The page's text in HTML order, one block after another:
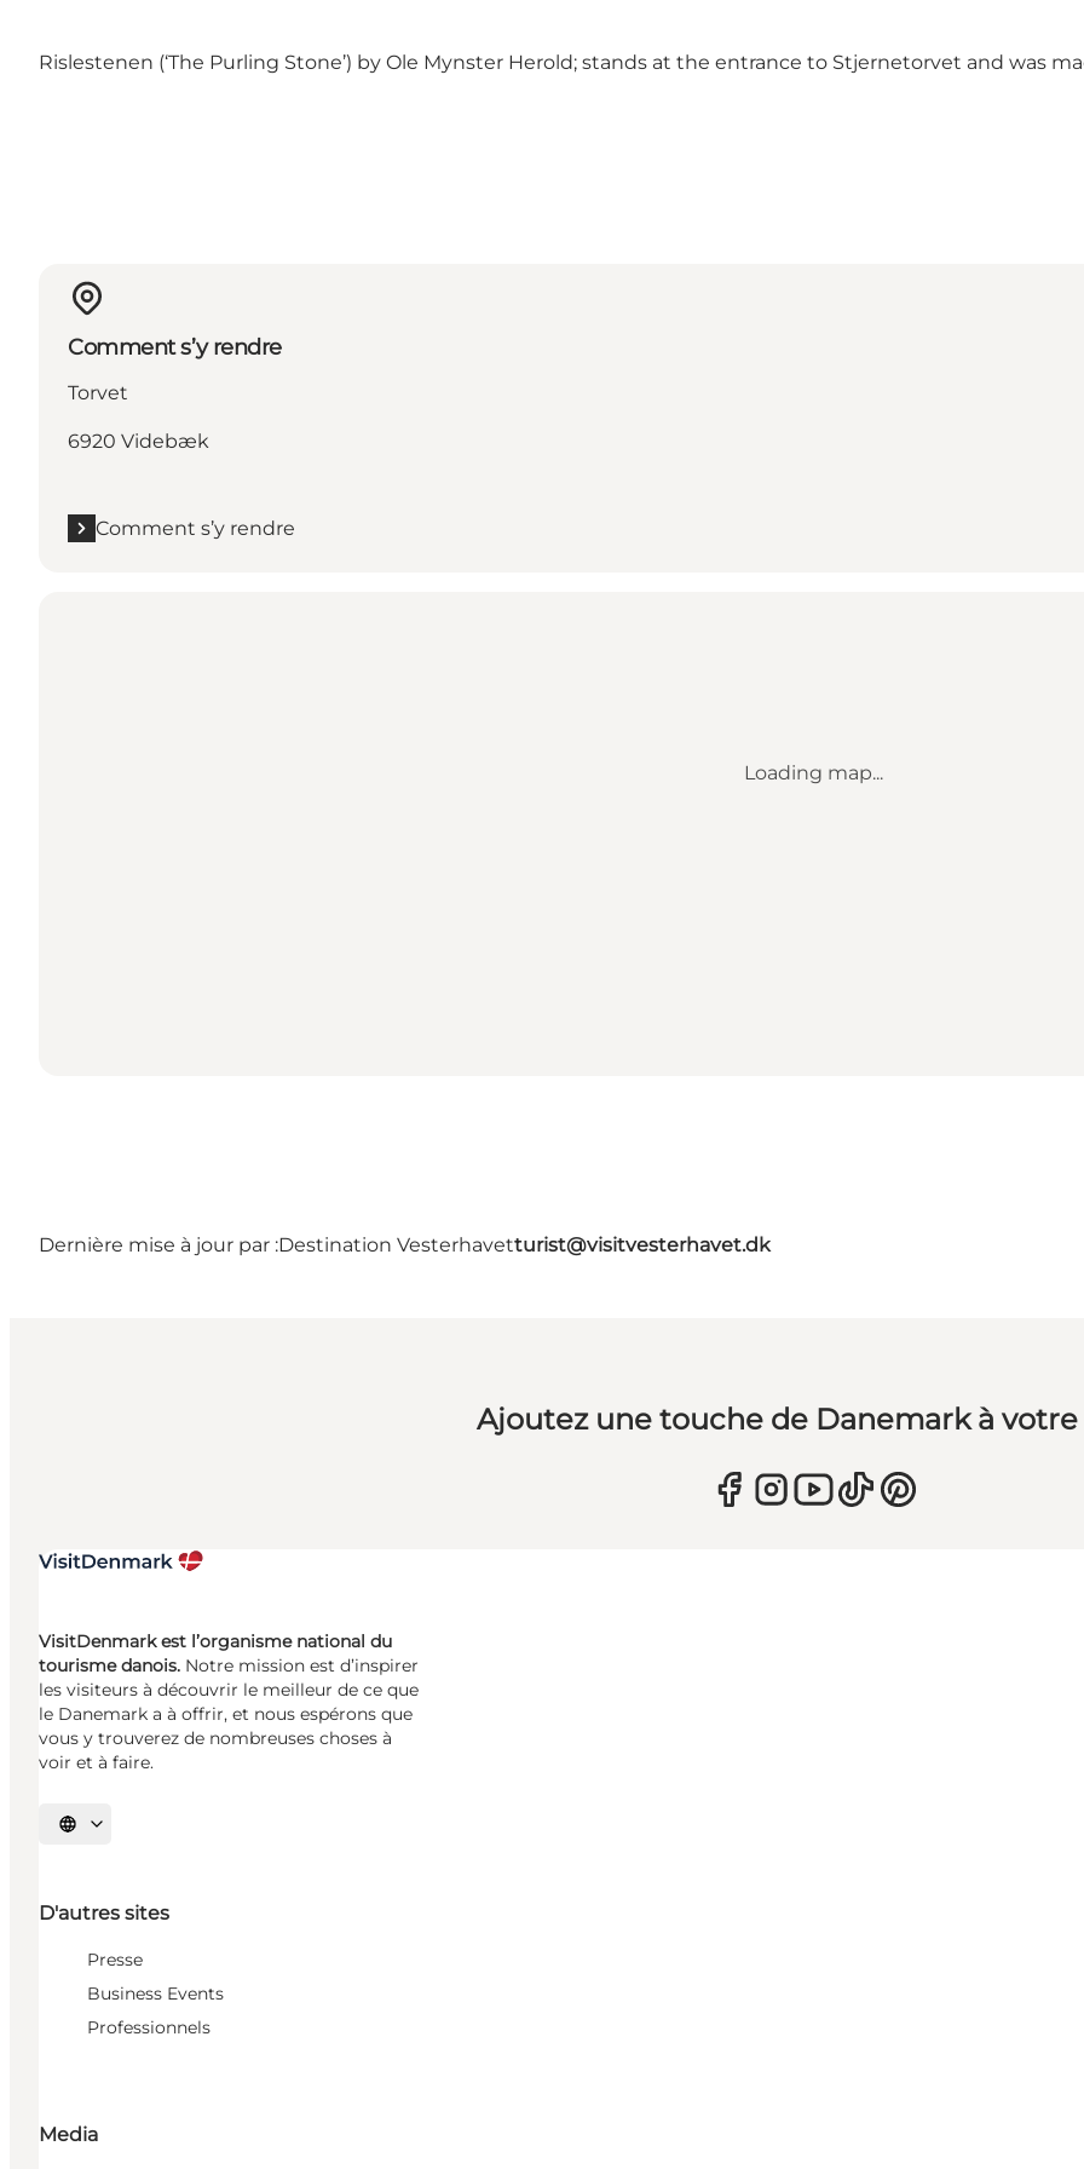
Rislestenen (‘The Purling Stone’) by Ole Mynster Herold; stands at the entrance to Stjernetorvet and was
Comment s’y rendre
Torvet
6920 Videbæk
Comment s’y rendre
Loading map...
Dernière mise à jour par :Destination Vesterhavetturist@visitvesterhavet.dk
Ajoutez une touche de Danemark à
VisitDenmark est l’organisme national du
tourisme danois. Notre mission est d’inspirer
les visiteurs à découvrir le meilleur de ce que
le Danemark a à offrir, et nous espérons que
vous y trouverez de nombreuses choses à
voir et à faire.
Choisissez la langue
D'autres sites
Presse
Business Events
Professionnels
Media